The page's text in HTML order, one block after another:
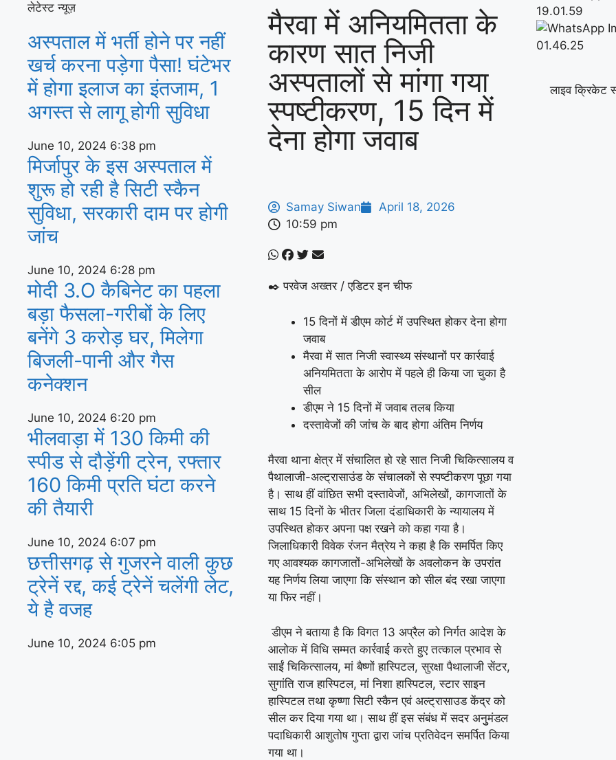
लेटेस्ट न्यूज़
अस्‍पताल में भर्ती होने पर नहीं
खर्च करना पड़ेगा पैसा! घंटेभर
में होगा इलाज का इंतजाम, 1
अगस्‍त से लागू होगी सुविधा
June 10, 2024 6:38 pm
मिर्जापुर के इस अस्पताल में
शुरू हो रही है सिटी स्कैन
सुविधा, सरकारी दाम पर होगी
जांच
June 10, 2024 6:28 pm
मोदी 3.O कैबिनेट का पहला
बड़ा फैसला-गरीबों के ल‍िए
बनेंगे 3 करोड़ घर, म‍िलेगा
बिजली-पानी और गैस
कनेक्‍शन
June 10, 2024 6:20 pm
भीलवाड़ा में 130 किमी की
स्पीड से दौड़ेंगी ट्रेन, रफ्तार
160 किमी प्रति घंटा करने
की तैयारी
June 10, 2024 6:07 pm
छत्तीसगढ़ से गुजरने वाली कुछ
ट्रेनें रद्द, कई ट्रेनें चलेंगी लेट,
ये है वजह
June 10, 2024 6:05 pm
मैरवा में अनियमितता के
कारण सात निजी
अस्पतालों से मांगा गया
स्पष्टीकरण, 15 दिन में
देना होगा जवाब
Samay Siwan
April 18, 2026
10:59 pm
✒️ परवेज अख्तर / एडिटर इन चीफ
15 दिनों में डीएम कोर्ट में उपस्थित होकर देना होगा
जवाब
मैरवा में सात निजी स्वास्थ्य संस्थानों पर कार्रवाई
अनियमितता के आरोप में पहले ही किया जा चुका है
सील
डीएम ने 15 दिनों में जवाब तलब किया
दस्तावेजों की जांच के बाद होगा अंतिम निर्णय
मैरवा थाना क्षेत्र में संचालित हो रहे सात निजी चिकित्सालय व
पैथालाजी-अल्ट्रासाउंड के संचालकों से स्पष्टीकरण पूछा गया
है। साथ हीं वांछित सभी दस्तावेजों, अभिलेखों, कागजातों के
साथ 15 दिनों के भीतर जिला दंडाधिकारी के न्यायालय में
उपस्थित होकर अपना पक्ष रखने को कहा गया है।
जिलाधिकारी विवेक रंजन मैत्रेय ने कहा है कि समर्पित किए
गए आवश्यक कागजातों-अभिलेखों के अवलोकन के उपरांत
यह निर्णय लिया जाएगा कि संस्थान को सील बंद रखा जाएगा
या फिर नहीं।
डीएम ने बताया है कि विगत 13 अप्रैल को निर्गत आदेश के
आलोक में विधि सम्मत कार्रवाई करते हुए तत्काल प्रभाव से
साईं चिकित्सालय, मां बैष्णों हास्पिटल, सुरक्षा पैथालाजी सेंटर,
सुगांति राज हास्पिटल, मां निशा हास्पिटल, स्टार साइन
हास्पिटल तथा कृष्णा सिटी स्कैन एवं अल्ट्रासाउड केंद्र को
सील कर दिया गया था। साथ हीं इस संबंध में सदर अनुुमंडल
पदाधिकारी आशुतोष गुप्ता द्वारा जांच प्रतिवेदन समर्पित किया
गया था।
लाइव क्रिकेट